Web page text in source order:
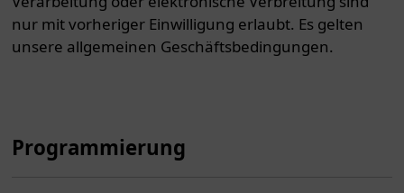
nur mit vorheriger Einwilligung erlaubt. Es gelten
unsere allgemeinen Geschäftsbedingungen.
Programmierung